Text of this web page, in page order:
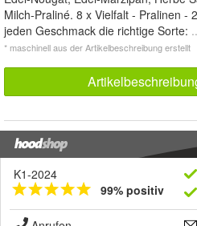
Milch-Praliné. 8 x Vielfalt - Pralinen -
jeden Geschmack die richtige Sorte:
* maschinell aus der Artikelbeschreibung erstellt
K1-2024
99% positiv